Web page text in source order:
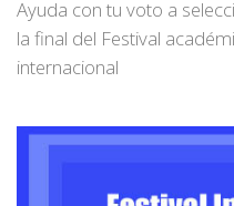
Ayuda con tu voto a
la final del Festival
internacional